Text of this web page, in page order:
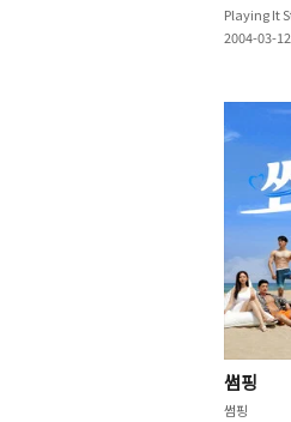
Playing It
2004-03-12
썸핑
썸핑